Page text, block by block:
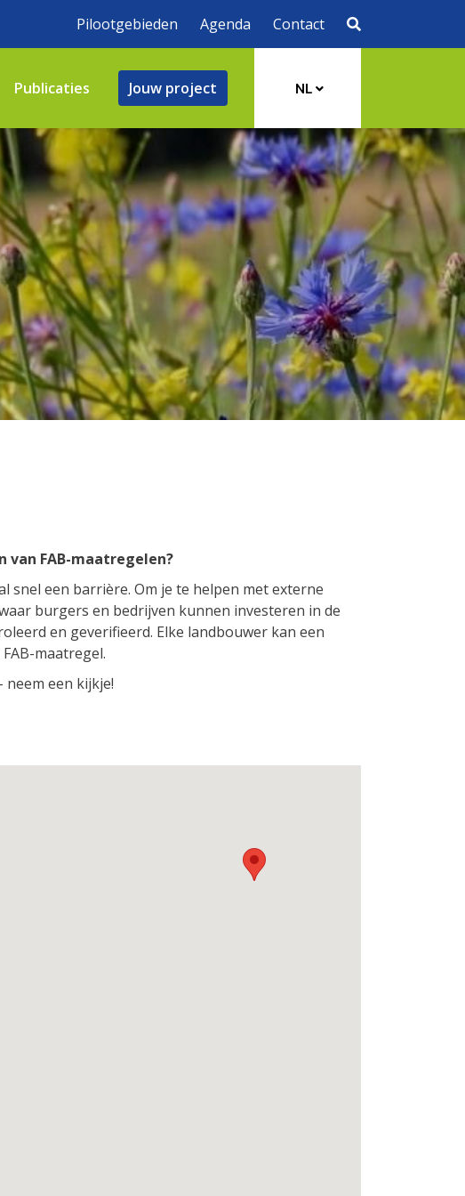
Pilootgebieden Agenda Contact
Publicaties Jouw project NL
FAB-maatregelen?
snel een barrière. Om je te helpen met externe
burgers en bedrijven kunnen investeren in de
en geverifieerd. Elke landbouwer kan een
maatregel.
een kijkje!